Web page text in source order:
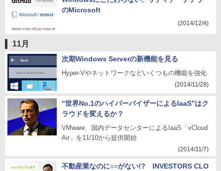
のMicrosoft
(2014/12/4)
11月
次期Windows Serverの新機能を見る
Hyper-Vやネットワークなどいくつもの機能を強化
(2014/11/28)
“世界No.1のハイパーバイザーによるIaaS”はク
ラウドを変えるか？
VMware、国内データセンターによるIaaS「vCloud
Air」を11/10から提供開始
(2014/11/7)
不動産業なのに○○がない!? INVESTORS CLO